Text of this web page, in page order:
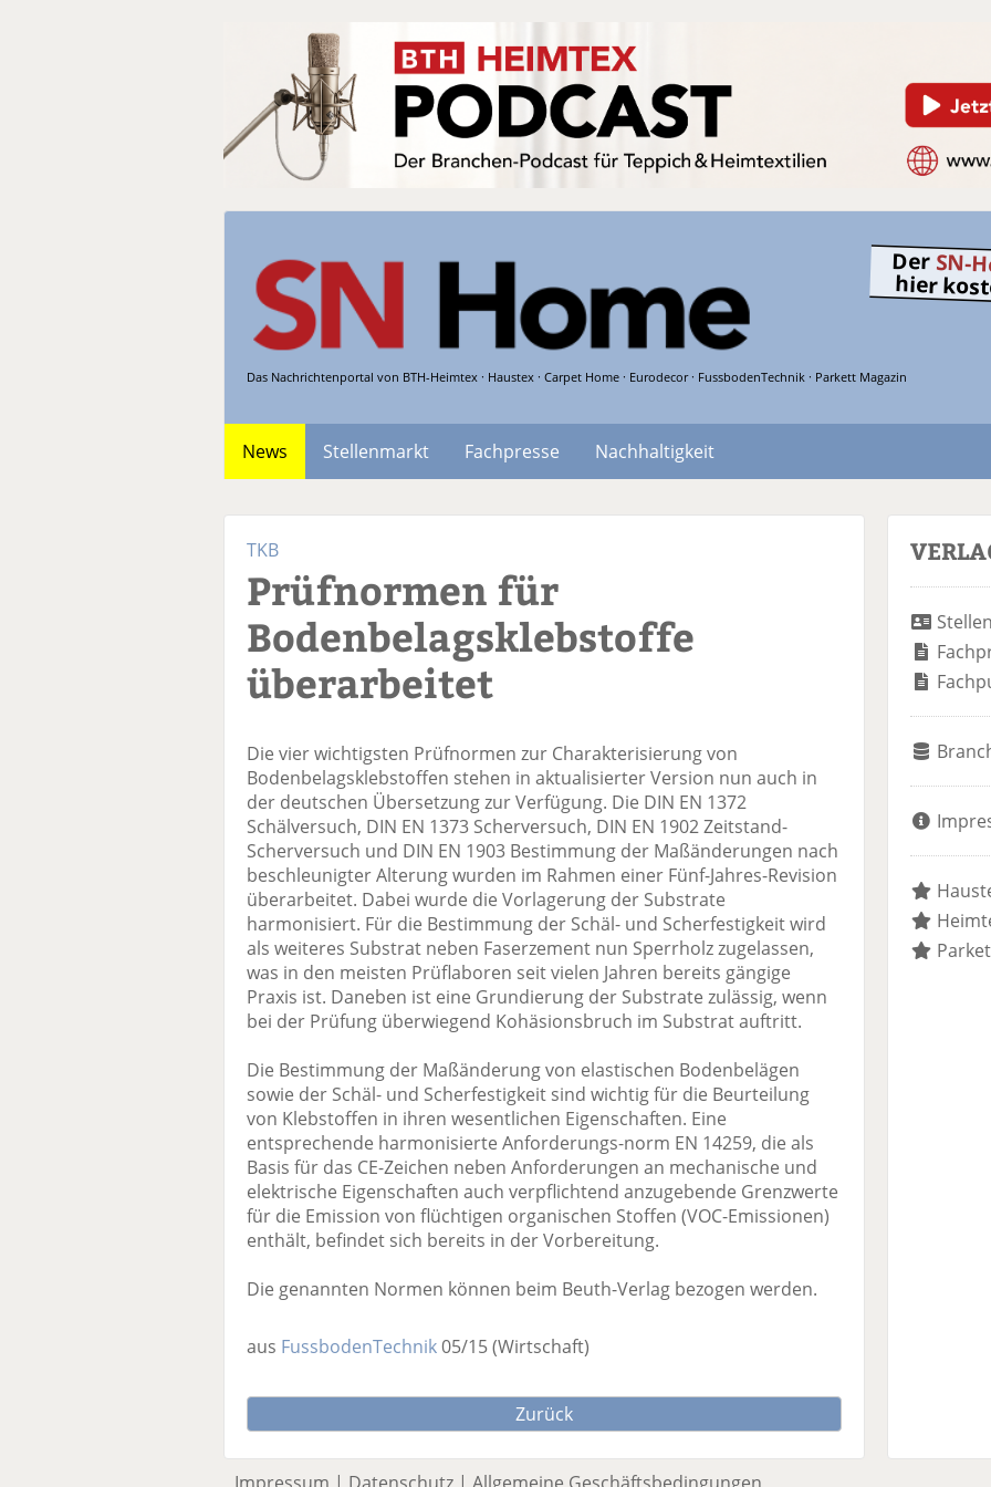
Das Nachrichtenportal von BTH-Heimtex · Haustex · Carpet Home · Eurodecor · FussbodenTechnik · Parkett Magazin
Der SN-
hier
News Stellenmarkt Fachpresse
Nachhaltigkeit
TKB
Prüfnormen für
Bodenbelagsklebstoffe
überarbeitet
Die vier wichtigsten Prüfnormen zur Charakterisierung von
Bodenbelagsklebstoffen stehen in aktualisierter Version nun auch in
der deutschen Übersetzung zur Verfügung. Die DIN EN 1372
Schälversuch, DIN EN 1373 Scherversuch, DIN EN 1902 Zeitstand-
Scherversuch und DIN EN 1903 Bestimmung der Maßänderungen nach
beschleunigter Alterung wurden im Rahmen einer Fünf-Jahres-Revision
überarbeitet. Dabei wurde die Vorlagerung der Substrate
harmonisiert. Für die Bestimmung der Schäl- und Scherfestigkeit wird
als weiteres Substrat neben Faserzement nun Sperrholz zugelassen,
was in den meisten Prüflaboren seit vielen Jahren bereits gängige
Praxis ist. Daneben ist eine Grundierung der Substrate zulässig, wenn
bei der Prüfung überwiegend Kohäsionsbruch im Substrat auftritt.
Die Bestimmung der Maßänderung von elastischen Bodenbelägen
sowie der Schäl- und Scherfestigkeit sind wichtig für die Beurteilung
von Klebstoffen in ihren wesentlichen Eigenschaften. Eine
entsprechende harmonisierte Anforderungs-norm EN 14259, die als
Basis für das CE-Zeichen neben Anforderungen an mechanische und
elektrische Eigenschaften auch verpflichtend anzugebende Grenzwerte
für die Emission von flüchtigen organischen Stoffen (VOC-Emissionen)
enthält, befindet sich bereits in der Vorbereitung.
Die genannten Normen können beim Beuth-Verlag bezogen werden.
aus FussbodenTechnik05/15(Wirtschaft)
Zurück